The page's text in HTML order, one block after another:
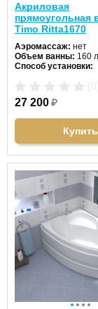
Акриловая
прямоугольная
Timo Ritta1670
Аэромассаж: нет
Объем ванны: 160 л
Способ установки:
Длина: 160 см
Ширина: 70 см
акрил
Гидромассаж:нет
27 200₽
Купить